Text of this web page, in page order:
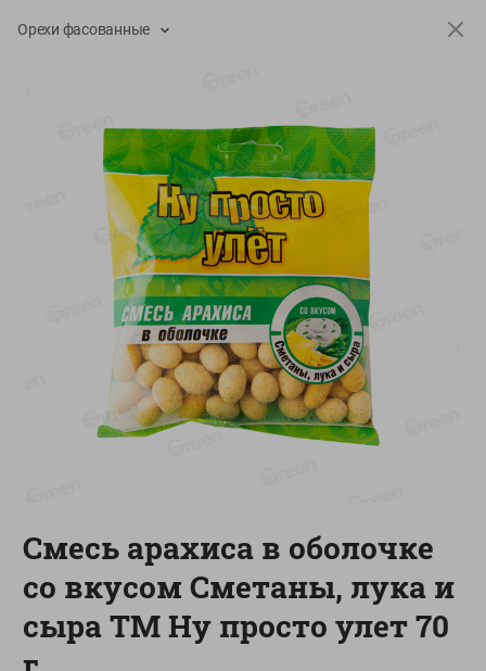
13.99 руб./шт
Масло Топленое ГХИ
Местное Известное 99%
-13%
6.89
5.99
Яйца перепелиные
копченые Молодецкие
Местное известное 20 шт
упак Солигорска п/ф
20шт в уп
Показано 1-14 из 79
Каталог товаров
Специально для вас
Орехи фасованные
Смесь арахиса в оболочке
со вкусом Сметаны, лука и
сыра ТМ Ну просто улет 70